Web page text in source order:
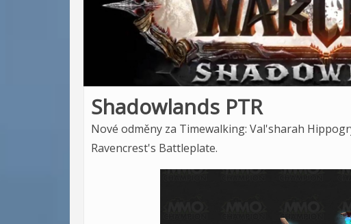
Shadowlands PTR
Nové odměny za Timewalking: Val'sharah
Ravencrest's Battleplate.